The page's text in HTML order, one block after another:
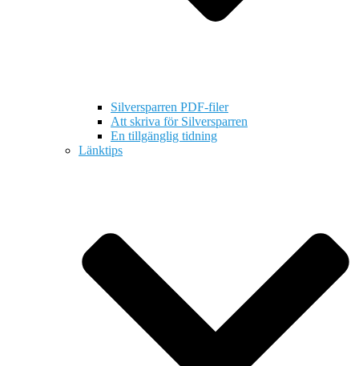
Silversparren PDF-filer
Att skriva för Silversparren
En tillgänglig tidning
Länktips